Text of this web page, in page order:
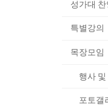
성가대
특별강의
목장모임
행사 및
포토갤